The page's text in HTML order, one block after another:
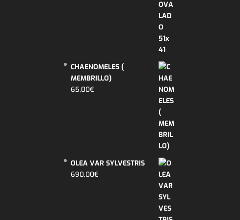
CHAENOMELES (
MEMBRILLO)
65,00€
OLEA VAR SYLVESTRIS
690,00€